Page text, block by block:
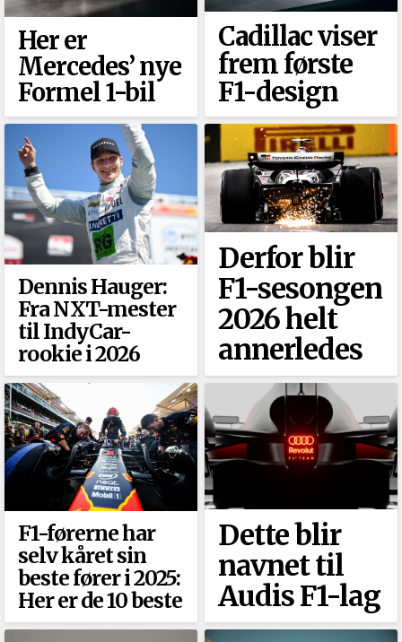
Her er
Mercedes’ nye
Formel 1-bil
Cadillac viser
frem første
F1-design
Dennis Hauger:
Fra NXT-mester
til IndyCar-
rookie i 2026
Derfor blir
F1-sesongen
2026 helt
annerledes
F1-førerne har
selv kåret sin
beste fører i 2025:
Her er de 10 beste
Dette blir
navnet til
Audis F1-lag